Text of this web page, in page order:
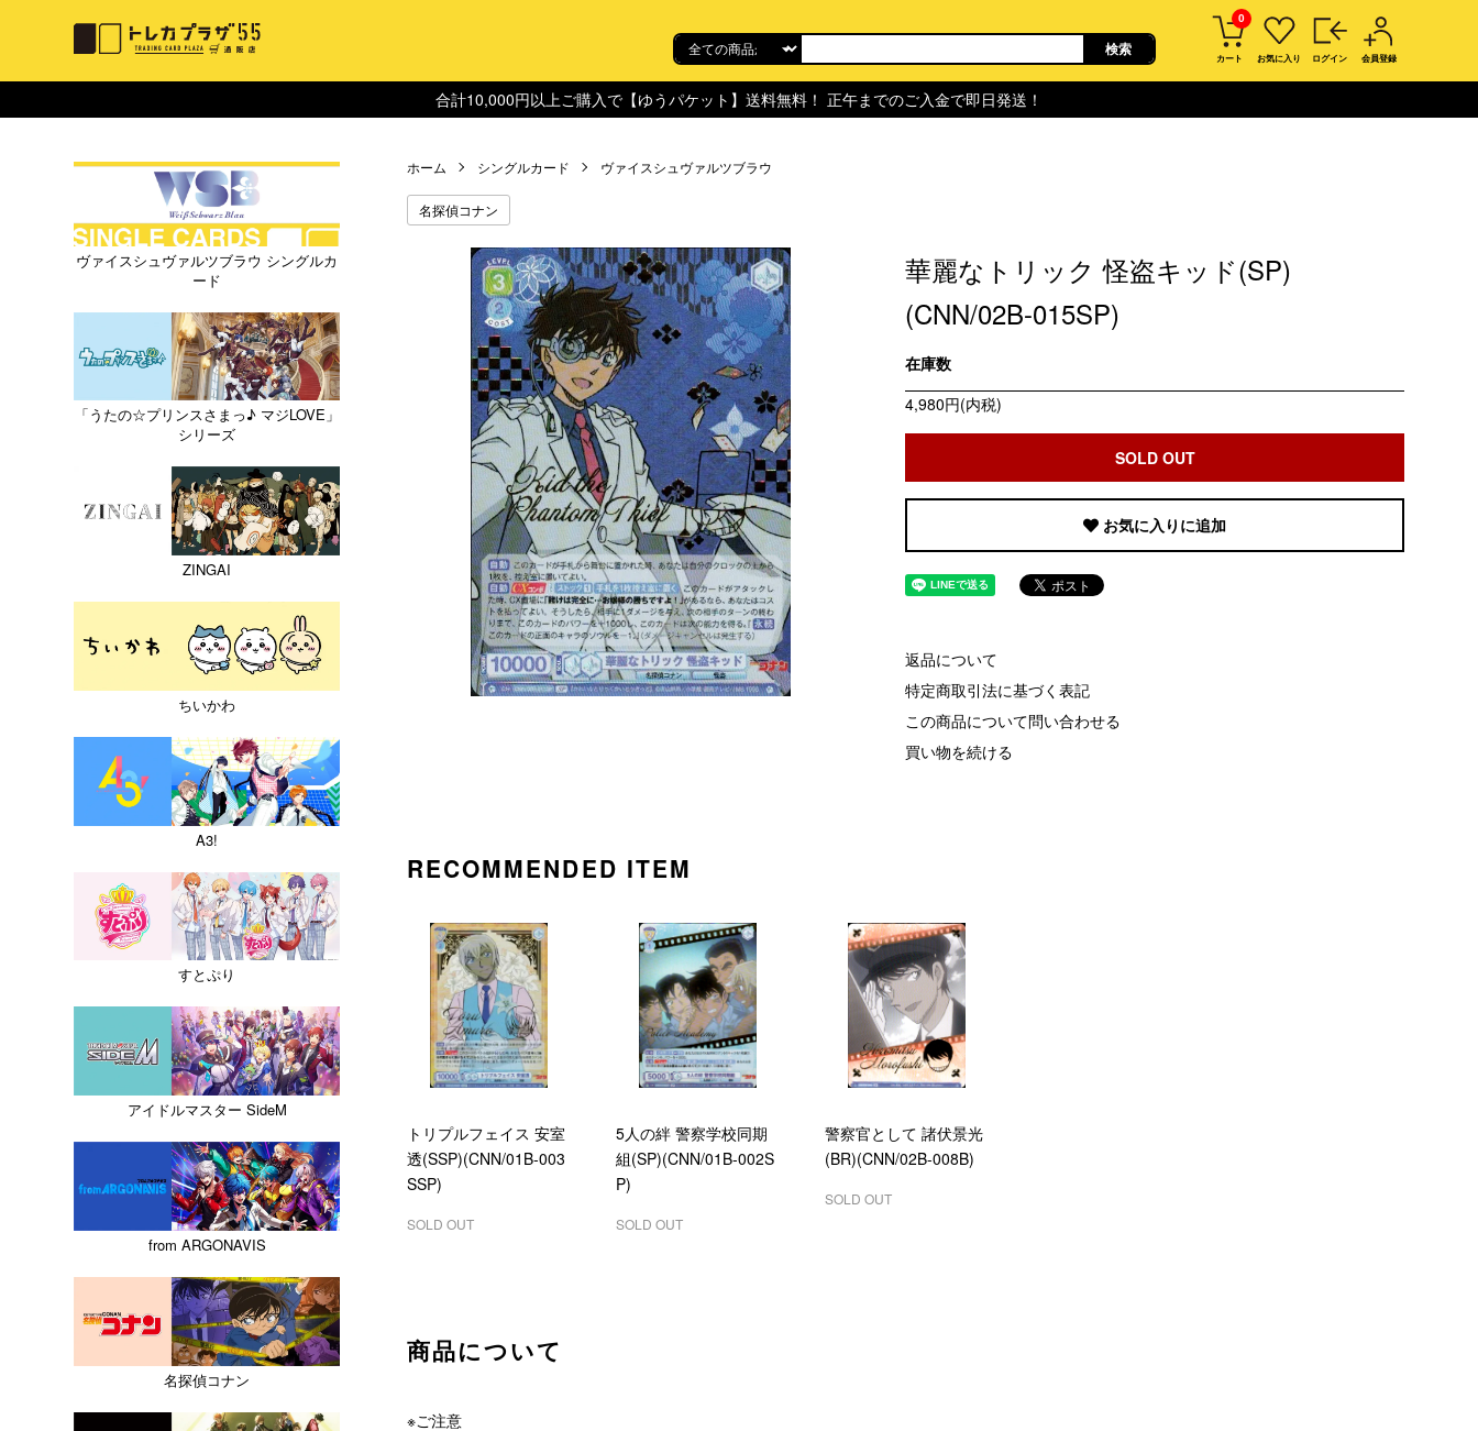
0
カート お気に入り ログイン 会員登録
合計10,000円以上ご購入で【ゆうパケット】送料無料！ 正午までのご入金で即日発送！
ホーム シングルカード ヴァイスシュヴァルツブラウ
名探偵コナン
華麗なトリック 怪盗キッド(SP)
(CNN/02B-015SP)
在庫数
4,980円(内税)
SOLD OUT
お気に入りに追加
返品について
特定商取引法に基づく表記
この商品について問い合わせる
買い物を続ける
商品について
※ご注意
RECOMMENDED ITEM
トリプルフェイス 安室
透(SSP)(CNN/01B-003
SSP)
SOLD OUT
5人の絆 警察学校同期
組(SP)(CNN/01B-002S
P)
SOLD OUT
警察官として 諸伏景光
(BR)(CNN/02B-008B)
SOLD OUT
ヴァイスシュヴァルツブラウ シングルカ
ード
「うたの☆プリンスさまっ♪ マジLOVE」
シリーズ
ZINGAI
ちいかわ
A3!
すとぷり
アイドルマスター SideM
from ARGONAVIS
名探偵コナン